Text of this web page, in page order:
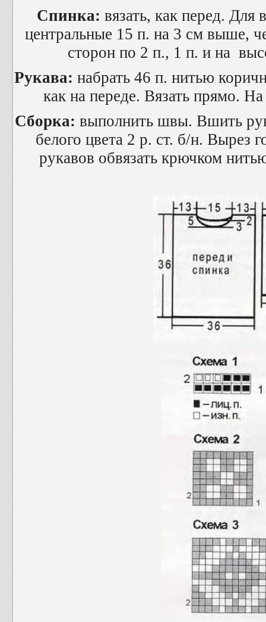
Спинка: вязать, как перед. Для
центральные 15 п. на 3 см выше,
сторон по 2 п., 1 п. и на
Рукава: набрать 46 п. нитью
как на переде. Вязать прямо.
Сборка: выполнить швы. Вшить
белого цвета 2 р. ст. б/н. Вырез
рукавов обвязать крючком